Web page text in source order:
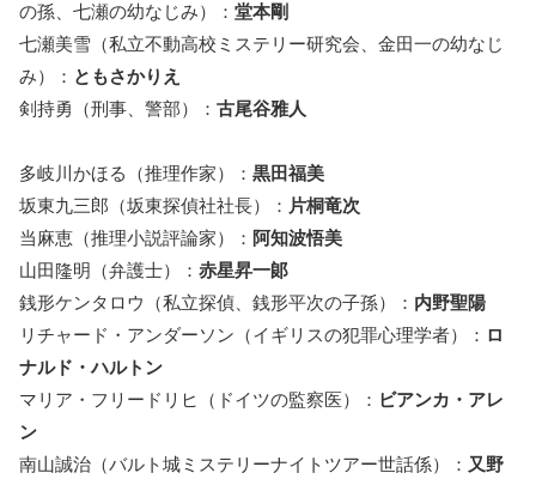
の孫、七瀬の幼なじみ）： 堂本剛
七瀬美雪（私立不動高校ミステリー研究会、金田一の幼なじ
み）： ともさかりえ
剣持勇（刑事、警部）： 古尾谷雅人
多岐川かほる（推理作家）： 黒田福美
坂東九三郎（坂東探偵社社長）： 片桐竜次
当麻恵（推理小説評論家）： 阿知波悟美
山田隆明（弁護士）： 赤星昇一郞
銭形ケンタロウ（私立探偵、銭形平次の子孫）： 内野聖陽
リチャード・アンダーソン（イギリスの犯罪心理学者）： ロ
ナルド・ハルトン
マリア・フリードリヒ（ドイツの監察医）： ビアンカ・アレ
ン
南山誠治（バルト城ミステリーナイトツアー世話係）： 又野